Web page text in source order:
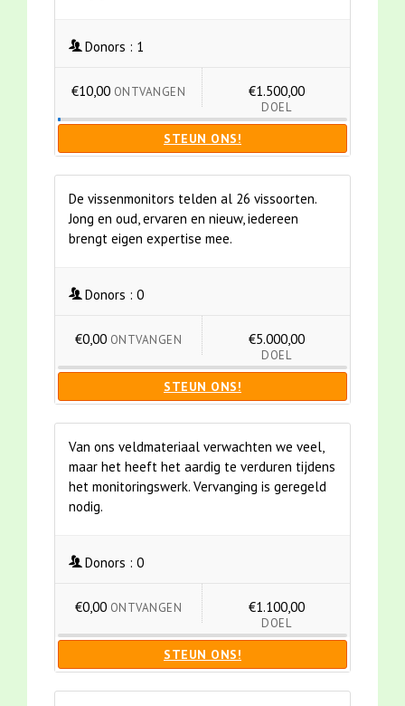
Donors : 1
€10,00 ONTVANGEN €1.500,00
DOEL
STEUN ONS!
De vissenmonitors telden al 26 vissoorten.
Jong en oud, ervaren en nieuw, iedereen
brengt eigen expertise mee.
Donors : 0
€0,00 ONTVANGEN €5.000,00
DOEL
STEUN ONS!
Van ons veldmateriaal verwachten we veel,
maar het heeft het aardig te verduren tijdens
het monitoringswerk. Vervanging is geregeld
nodig.
Donors : 0
€0,00 ONTVANGEN €1.100,00
DOEL
STEUN ONS!